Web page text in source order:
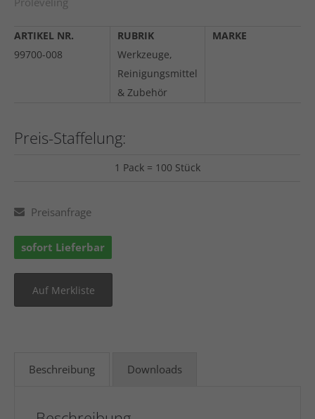
ARTIKEL NR.
99700-008
RUBRIK
Werkzeuge,
Reinigungsmittel
& Zubehör
MARKE
Preis-Staffelung:
1 Pack = 100 Stück
Preisanfrage
sofort Lieferbar
Beschreibung Downloads